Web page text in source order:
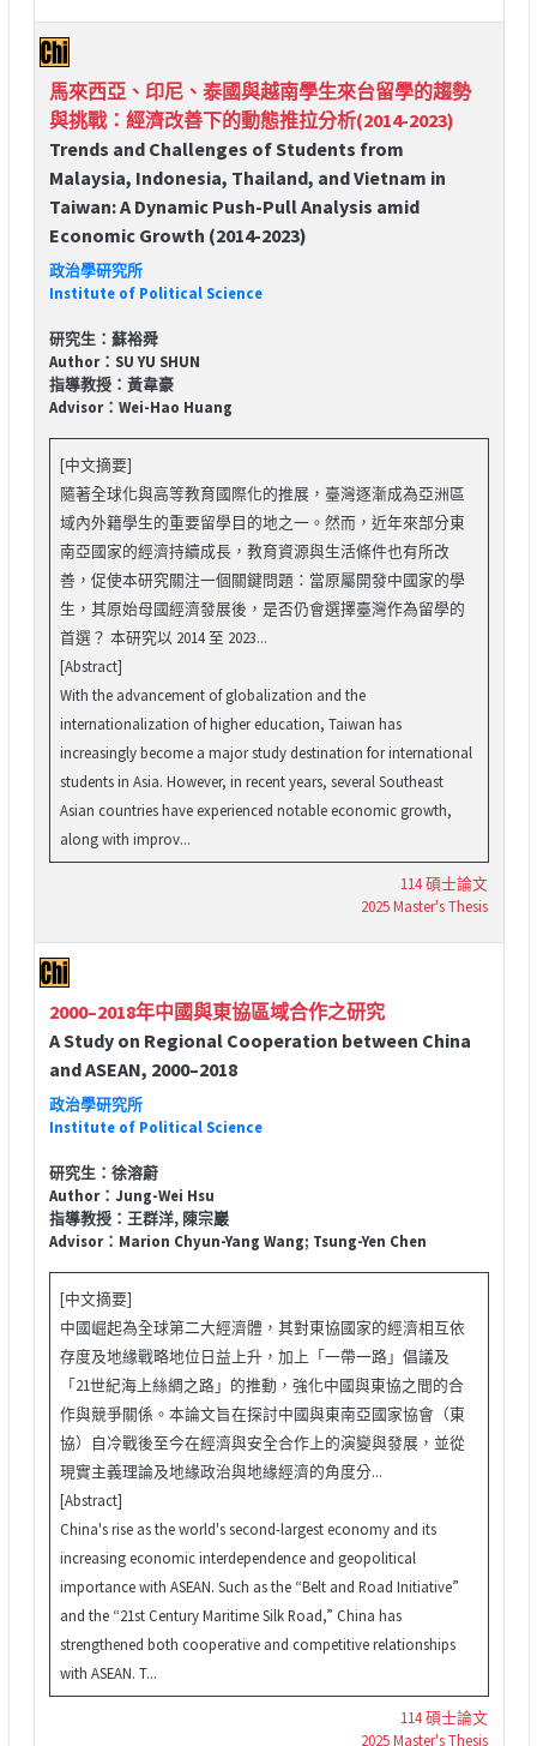
馬來西亞、印尼、泰國與越南學生來台留學的趨勢
與挑戰：經濟改善下的動態推拉分析(2014-2023)
Trends and Challenges of Students from
Malaysia, Indonesia, Thailand, and Vietnam in
Taiwan: A Dynamic Push-Pull Analysis amid
Economic Growth (2014-2023)
政治學研究所
Institute of Political Science
研究生：蘇裕舜
Author：SU YU SHUN
指導教授：黃韋豪
Advisor：Wei-Hao Huang
[中文摘要]
隨著全球化與高等教育國際化的推展，臺灣逐漸成為亞洲區
域內外籍學生的重要留學目的地之一。然而，近年來部分東
南亞國家的經濟持續成長，教育資源與生活條件也有所改
善，促使本研究關注一個關鍵問題：當原屬開發中國家的學
生，其原始母國經濟發展後，是否仍會選擇臺灣作為留學的
首選？ 本研究以 2014 至 2023...
[Abstract]
With the advancement of globalization and the
internationalization of higher education, Taiwan has
increasingly become a major study destination for international
students in Asia. However, in recent years, several Southeast
Asian countries have experienced notable economic growth,
along with improv...
114 碩士論文
2025 Master's Thesis
2000–2018年中國與東協區域合作之研究
A Study on Regional Cooperation between China
and ASEAN, 2000–2018
政治學研究所
Institute of Political Science
研究生：徐溶蔚
Author：Jung-Wei Hsu
指導教授：王群洋, 陳宗巖
Advisor：Marion Chyun-Yang Wang; Tsung-Yen Chen
[中文摘要]
中國崛起為全球第二大經濟體，其對東協國家的經濟相互依
存度及地緣戰略地位日益上升，加上「一帶一路」倡議及
「21世紀海上絲綢之路」的推動，強化中國與東協之間的合
作與競爭關係。本論文旨在探討中國與東南亞國家協會（東
協）自冷戰後至今在經濟與安全合作上的演變與發展，並從
現實主義理論及地緣政治與地緣經濟的角度分...
[Abstract]
China's rise as the world's second-largest economy and its
increasing economic interdependence and geopolitical
importance with ASEAN. Such as the “Belt and Road Initiative”
and the “21st Century Maritime Silk Road,” China has
strengthened both cooperative and competitive relationships
with ASEAN. T...
114 碩士論文
2025 Master's Thesis